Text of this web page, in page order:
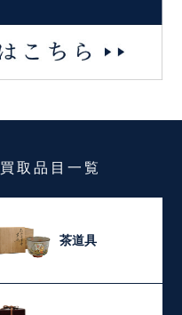
買取品目一覧
茶道具